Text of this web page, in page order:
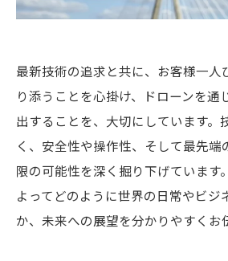
最新技術の追求と共に、お客様一人
り添うことを心掛け、ドローンを通
出することを、大切にしています。
く、安全性や操作性、そして最先端
限の可能性を深く掘り下げています
よってどのように世界の日常やビジ
か、未来への展望を分かりやすくお